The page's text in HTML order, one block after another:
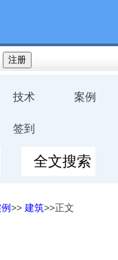
技术 案例
签到
>> 建筑>>正文